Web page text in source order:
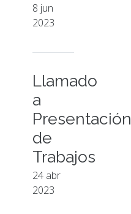
8 jun
2023
Llamado
a
Presentación
de
Trabajos
24 abr
2023